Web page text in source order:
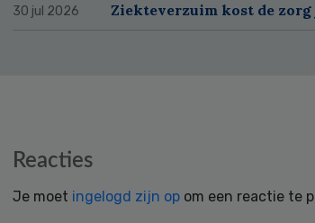
30 jul 2026 Ziekteverzuim kost de
Reacties
Je moet ingelogd zijn op om een reactie te